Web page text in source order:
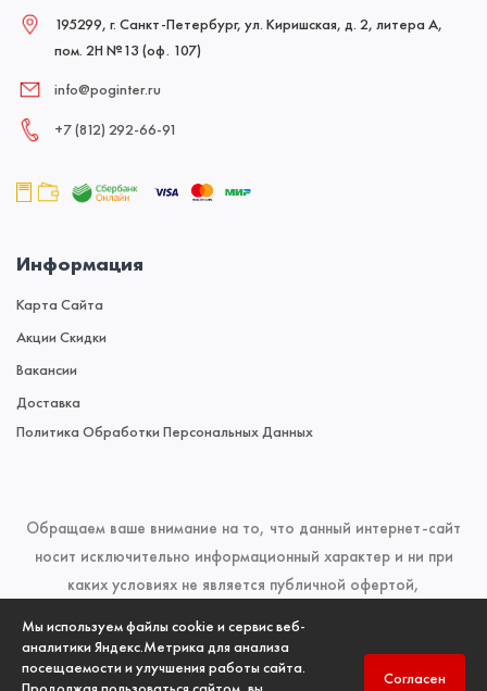
Мы используем файлы cookie и сервис веб-
аналитики Яндекс.Метрика для анализа
посещаемости и улучшения работы сайта.
Согласен
195299, г. Санкт-Петербург, ул. Киришская, д. 2, литера А,
пом. 2Н №13 (оф. 107)
info@poginter.ru
+7 (812) 292‑66‑91
Информация
Карта Сайта
Акции Скидки
Вакансии
Доставка
Политика Обработки Персональных Данных
Обращаем ваше внимание на то, что данный интернет-сайт
носит исключительно информационный характер и ни при
каких условиях не является публичной офертой,
кодекса Российской Федерации. Для получения подробной
информации о наличии и стоимости указанных товаров и